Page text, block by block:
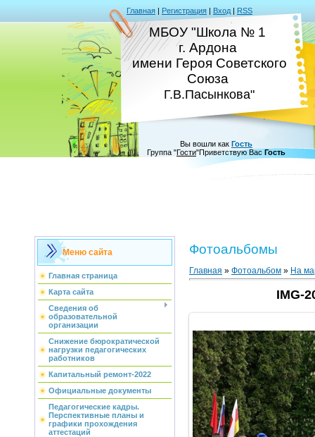
Главная | Регистрация | Вход | RSS
МБОУ "Школа № 1
г. Ардона
имени Героя Советского
Союза
Г.В.Пасынкова"
Вы вошли как Гость
Группа "Гости"Приветствую Вас Гость
Меню сайта
Главная страница
Карта сайта
Сведения об
образовательной
организации
Снижение бюрократической
нагрузки педагогических
работников
Капитальный ремонт-2022
Официальные документы
Педагогические кадры.
Перспективные планы и
графики прохождения
аттестаций
Фотоальбомы
Главная » Фотоальбом » На
IMG-